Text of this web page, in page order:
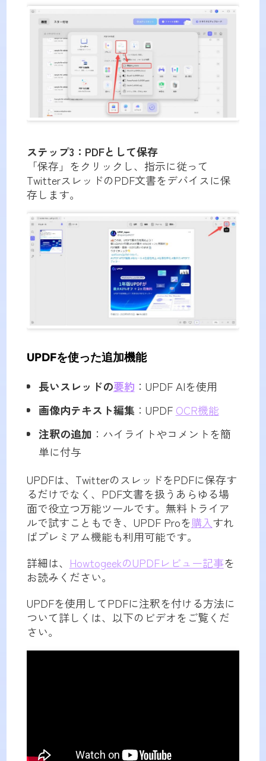
ステップ3：PDFとして保存
「保存」をクリックし、指示に従って
TwitterスレッドのPDF文書をデバイスに保
存します。
UPDFを使った追加機能
長いスレッドの要約 ：UPDF AIを使用
画像内テキスト編集：UPDF OCR機能
注釈の追加 ：ハイライトやコメントを簡
単に付与
UPDFは、TwitterのスレッドをPDFに保存す
るだけでなく、PDF文書を扱うあらゆる場
面で役立つ万能ツールです。無料トライア
ルで試すこともでき、UPDF Proを購入すれ
ばプレミアム機能も利用可能です。
詳細は、 HowtogeekのUPDFレビュー記事を
お読みください。
UPDFを使用してPDFに注釈を付ける方法に
ついて詳しくは、以下のビデオをご覧くだ
さい。